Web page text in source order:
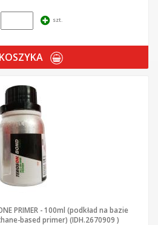
szt.
PRIMER - 100ml (podkład na bazie
based primer) (IDH.2670909 )